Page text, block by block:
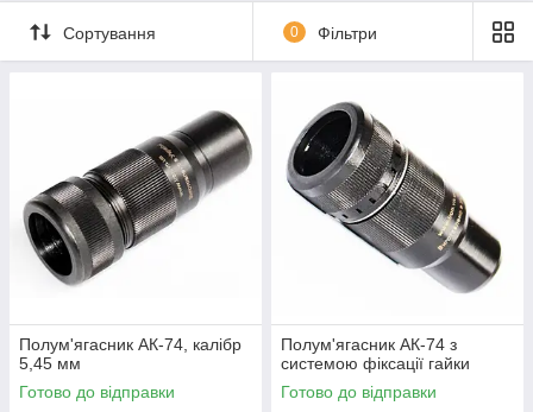
Сортування 0 Фільтри
Полум'ягасник АК-74, калібр
5,45 мм
Готово до відправки
Полум'ягасник АК-74 з
системою фіксації гайки
Готово до відправки